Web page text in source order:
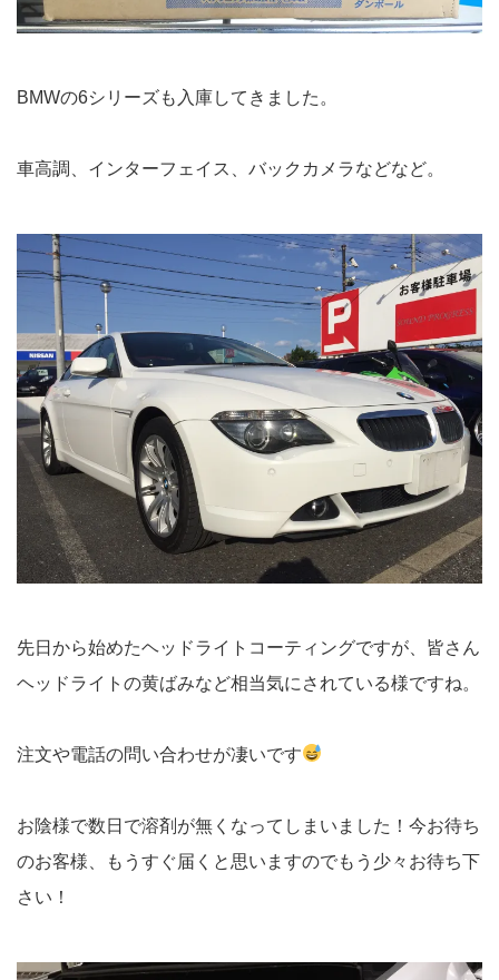
BMWの6シリーズも入庫してきました。
車高調、インターフェイス、バックカメラなどなど。
先日から始めたヘッドライトコーティングですが、皆さん
ヘッドライトの黄ばみなど相当気にされている様ですね。
注文や電話の問い合わせが凄いです
お陰様で数日で溶剤が無くなってしまいました！今お待ち
のお客様、もうすぐ届くと思いますのでもう少々お待ち下
さい！